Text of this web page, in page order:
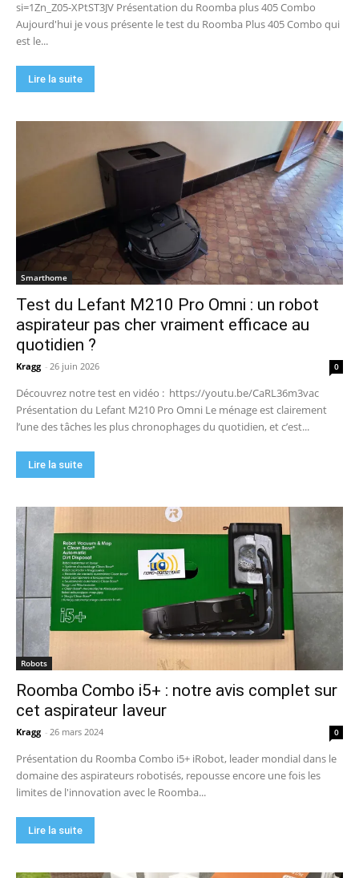
si=1Zn_Z05-XPtST3JV Présentation du Roomba plus 405 Combo
Aujourd'hui je vous présente le test du Roomba Plus 405 Combo qui
est le...
Lire la suite
Smarthome
Test du Lefant M210 Pro Omni : un robot
aspirateur pas cher vraiment efficace au
quotidien ?
Kragg - 26 juin 2026 0
Découvrez notre test en vidéo : https://youtu.be/CaRL36m3vac
Présentation du Lefant M210 Pro Omni Le ménage est clairement
l’une des tâches les plus chronophages du quotidien, et c’est...
Lire la suite
Robots
Roomba Combo i5+ : notre avis complet sur
cet aspirateur laveur
Kragg - 26 mars 2024 0
Présentation du Roomba Combo i5+ iRobot, leader mondial dans le
domaine des aspirateurs robotisés, repousse encore une fois les
limites de l'innovation avec le Roomba...
Lire la suite